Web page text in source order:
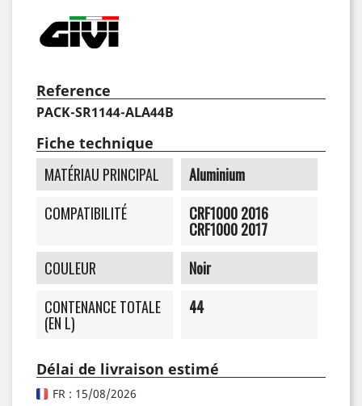
Reference
PACK-SR1144-ALA44B
Fiche technique
MATÉRIAU PRINCIPAL
Aluminium
COMPATIBILITÉ
CRF1000 2016
CRF1000 2017
COULEUR
Noir
CONTENANCE TOTALE
(EN L)
44
Délai de livraison estimé
FR : 15/08/2026